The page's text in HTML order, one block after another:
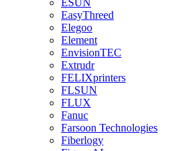
ESUN
EasyThreed
Elegoo
Element
EnvisionTEC
Extrudr
FELIXprinters
FLSUN
FLUX
Fanuc
Farsoon Technologies
Fiberlogy